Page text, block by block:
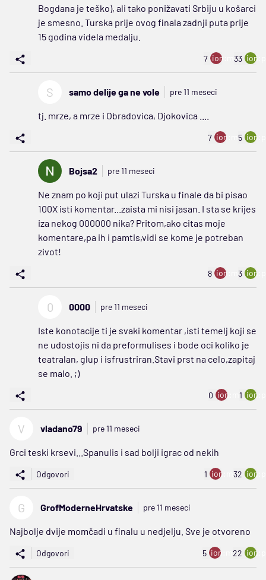
Bogdana je teško), ali tako ponižavati Srbiju u košarci
je smesno. Turska prije ovog finala zadnji puta prije
15 godina videla medalju.
7 ion:minus
33
S samo delije ga ne vole pre 11 meseci
tj. mrze, a mrze i Obradovica, Djokovica ....
7 ion:minus
5
Bojsa2 pre 11 meseci
Ne znam po koji put ulazi Turska u finale da bi pisao
100X isti komentar...zaista mi nisi jasan. I sta se krijes
iza nekog 000000 nika? Pritom,ako citas moje
komentare,pa ih i pamtis,vidi se kome je potreban
zivot!
8 ion:minus
3
0 0000 pre 11 meseci
Iste konotacije ti je svaki komentar ,isti temelj koji se
ne udostojis ni da preformulises i bode oci koliko je
teatralan, glup i isfrustriran.Stavi prst na celo,zapitaj
se malo. ;)
0 ion:minus
1
V vladano79 pre 11 meseci
Grci teski krsevi...Spanulis i sad bolji igrac od nekih
Odgovori 1 ion:minus
32
G GrofModerneHrvatske pre 11 meseci
Najbolje dvije momčadi u finalu u nedjelju. Sve je otvoreno
Odgovori 5 ion:minus
22